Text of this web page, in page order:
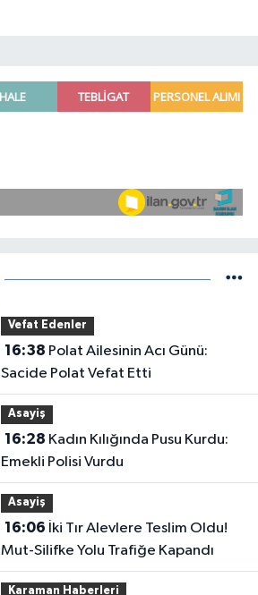
Vefat Edenler
16:38
Sacide Polat Vefat Etti
Asayiş
16:28
Emekli Polisi Vurdu
Asayiş
16:06
Mut-Silifke Yolu Trafiğe Kapandı
Karaman Haberleri